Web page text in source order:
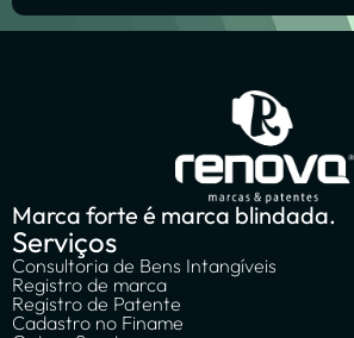
Marca forte é marca blindada.
Serviços
Consultoria de Bens Intangíveis
Registro de marca
Registro de Patente
Cadastro no Finame